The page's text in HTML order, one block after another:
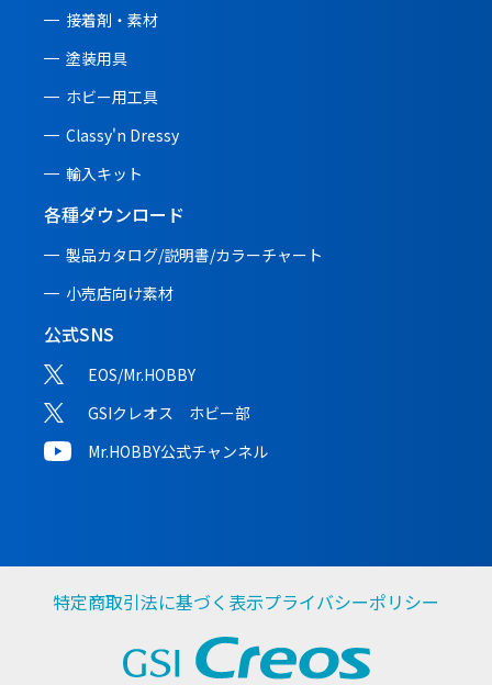
接着剤・素材
塗装用具
ホビー用工具
Classy'n Dressy
輸入キット
各種ダウンロード
製品カタログ/説明書/カラーチャート
小売店向け素材
公式SNS
EOS/Mr.HOBBY
GSIクレオス ホビー部
Mr.HOBBY公式チャンネル
特定商取引法に基づく表示プライバシーポリシー